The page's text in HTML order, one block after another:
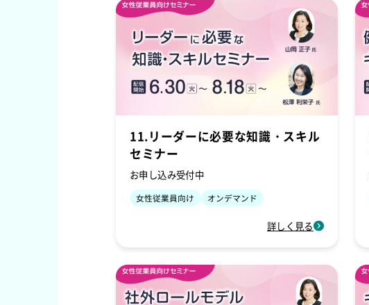
11.リーダーに必要な知識・スキル
セミナー
お申し込み受付中
女性従業員向け オンデマンド
詳しく見る